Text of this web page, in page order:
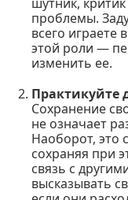
проблемы.
всего
этой роли —
изменить ее.
Сохранение
не означает
Наоборот, это
сохраняя при
связь с
высказывать